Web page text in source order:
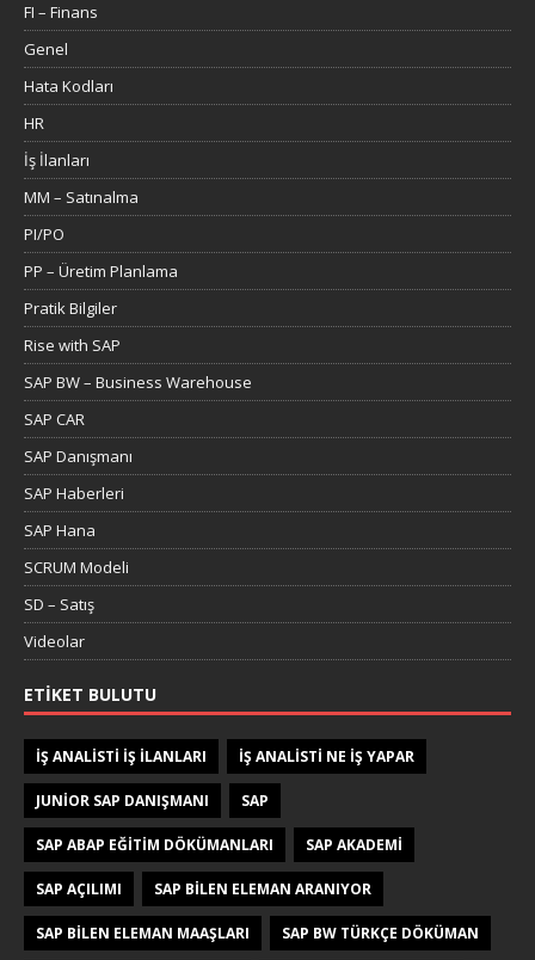
FI – Finans
Genel
Hata Kodları
HR
İş İlanları
MM – Satınalma
PI/PO
PP – Üretim Planlama
Pratik Bilgiler
Rise with SAP
SAP BW – Business Warehouse
SAP CAR
SAP Danışmanı
SAP Haberleri
SAP Hana
SCRUM Modeli
SD – Satış
Videolar
ETIKET BULUTU
IŞ ANALISTI IŞ ILANLARI IŞ ANALISTI NE IŞ YAPAR
JUNIOR SAP DANIŞMANI SAP
SAP ABAP EĞITIM DÖKÜMANLARI SAP AKADEMI
SAP AÇILIMI SAP BILEN ELEMAN ARANIYOR
SAP BILEN ELEMAN MAAŞLARI SAP BW TÜRKÇE DÖKÜMAN